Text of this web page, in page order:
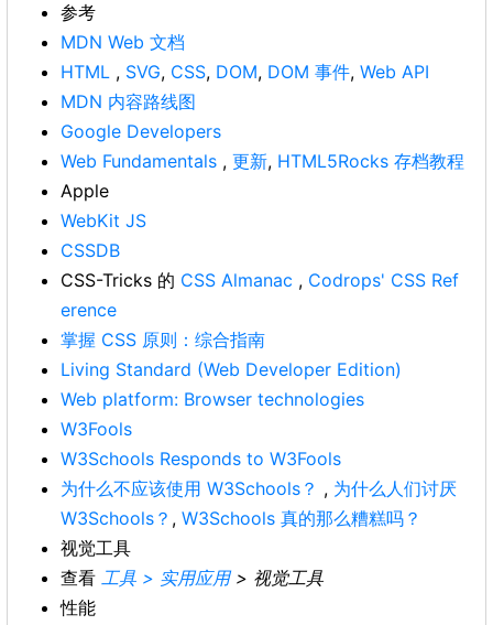
参考
MDN Web 文档
HTML , SVG, CSS, DOM, DOM 事件, Web API
MDN 内容路线图
Google Developers
Web Fundamentals , 更新, HTML5Rocks 存档教程
Apple
WebKit JS
CSSDB
CSS-Tricks 的 CSS Almanac , Codrops' CSS Ref
erence
掌握 CSS 原则：综合指南
Living Standard (Web Developer Edition)
Web platform: Browser technologies
W3Fools
W3Schools Responds to W3Fools
为什么不应该使用 W3Schools？ , 为什么人们讨厌
W3Schools？ , W3Schools 真的那么糟糕吗？
视觉工具
查看 工具 > 实用应用> 视觉工具
性能